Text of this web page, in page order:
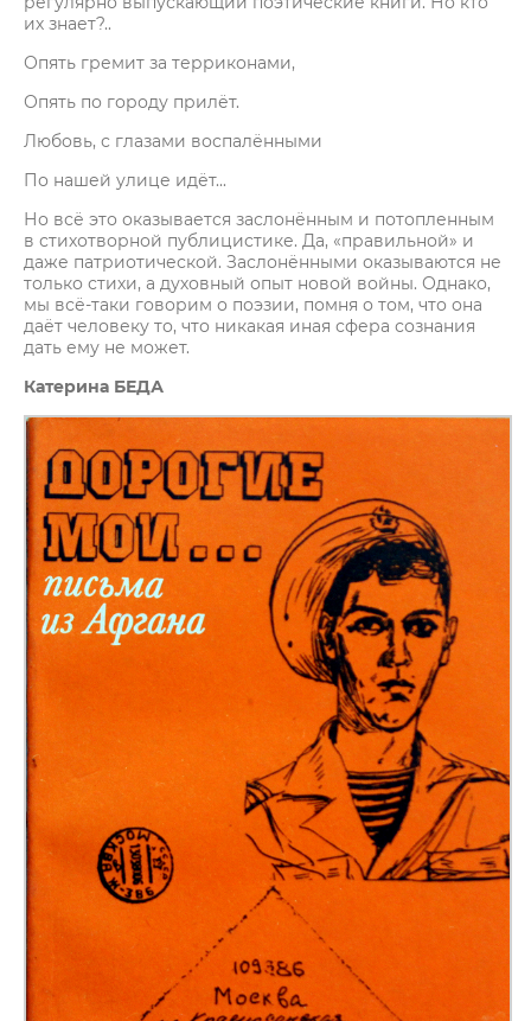
их знает?..
Опять гремит за терриконами,
Опять по городу прилёт.
Любовь, с глазами воспалёнными
По нашей улице идёт...
Но всё это оказывается заслонённым и потопленным
в стихотворной публицистике. Да, «правильной» и
даже патриотической. Заслонёнными оказываются не
только стихи, а духовный опыт новой войны. Однако,
мы всё-таки говорим о поэзии, помня о том, что она
даёт человеку то, что никакая иная сфера сознания
дать ему не может.
Катерина БЕДА